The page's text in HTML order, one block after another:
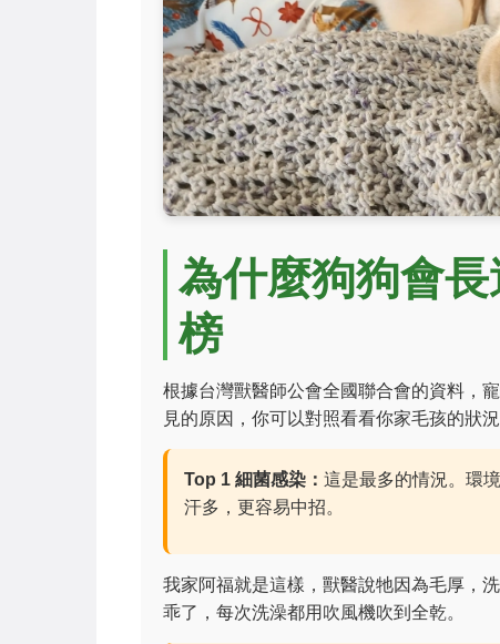
為什麼狗狗會
榜
根據台灣獸醫師公會全國聯合會的資料，
見的原因，你可以對照看看你家毛孩的狀況
Top 1 細菌感染： 這是最多的情況。環
汗多，更容易中招。
我家阿福就是這樣，獸醫說牠因為毛厚，
乖了，每次洗澡都用吹風機吹到全乾。